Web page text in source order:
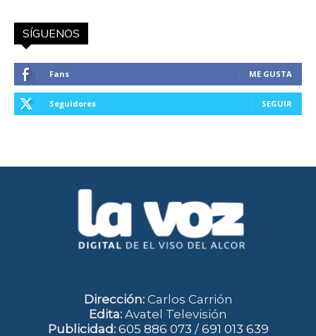
SÍGUENOS
Fans ME GUSTA
Seguidores SEGUIR
Dirección:Carlos Carrión
Edita: Avatel Televisión
Publicidad: 605 886 073 / 691 013 639